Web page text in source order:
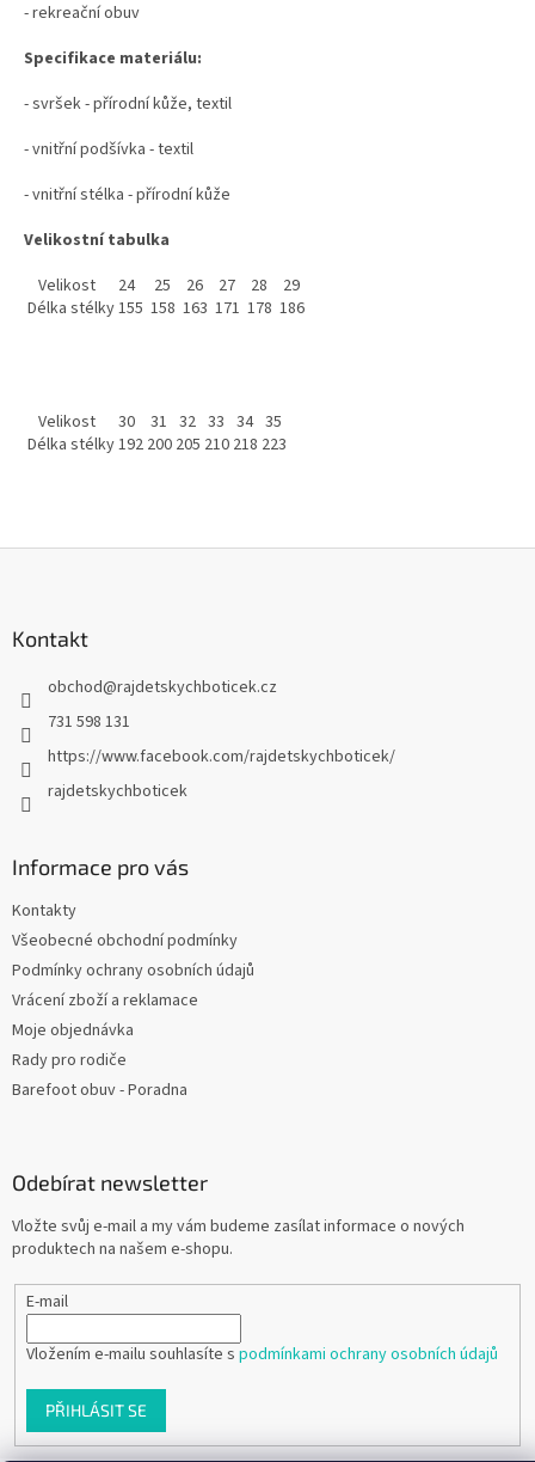
- rekreační obuv
Specifikace materiálu:
- svršek - přírodní kůže, textil
- vnitřní podšívka - textil
- vnitřní stélka - přírodní kůže
Velikostní tabulka
Velikost
24 25 26 27 28
29
Délka stélky155 158 163 171 178 186
Velikost 30 31 32 33 34 35
Délka stélky192 200 205 210 218 223
Kontakt
obchod@rajdetskychboticek.cz
731 598 131
https://www.facebook.com/rajdetskychboticek/
rajdetskychboticek
Informace pro vás
Kontakty
Všeobecné obchodní podmínky
Podmínky ochrany osobních údajů
Vrácení zboží a reklamace
Moje objednávka
Rady pro rodiče
Barefoot obuv - Poradna
Odebírat newsletter
Vložte svůj e-mail a my vám budeme zasílat informace o nových
produktech na našem e-shopu.
E-mail
Vložením e-mailu souhlasíte s podmínkami ochrany osobních údajů
PŘIHLÁSIT SE